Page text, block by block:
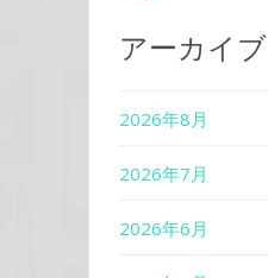
アーカイブ
2026年8月
2026年7月
2026年6月